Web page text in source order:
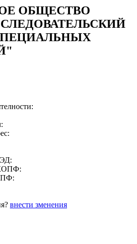
ОБЩЕСТВО
внести зменения